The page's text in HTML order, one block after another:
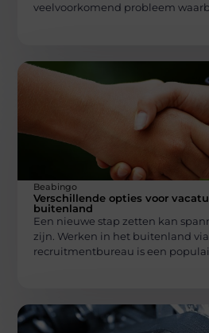
veelvoorkomend probleem
Beabingo
Verschillende opties voor
buitenland
Een nieuwe stap zetten kan
zijn. Werken in het buitenland
recruitmentbureau is een